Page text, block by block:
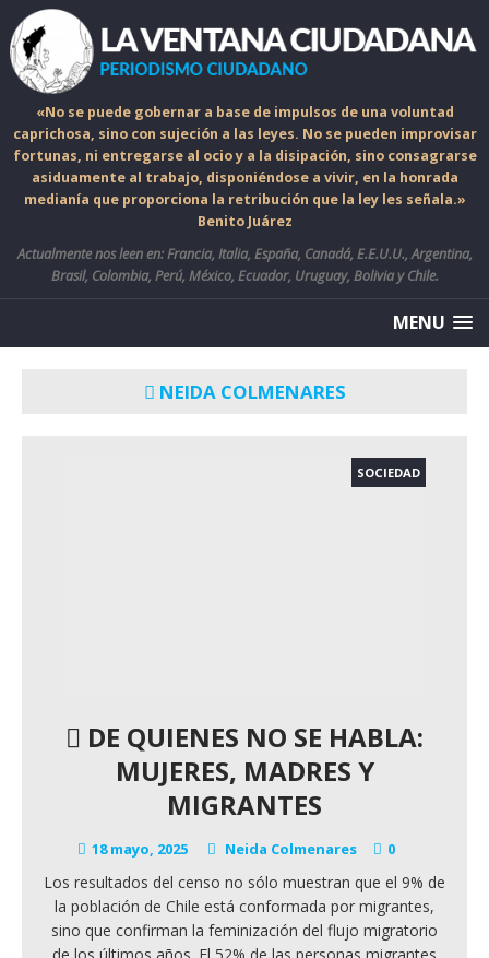
«No se puede gobernar a base de impulsos de una voluntad
caprichosa, sino con sujeción a las leyes. No se pueden improvisar
fortunas, ni entregarse al ocio y a la disipación, sino consagrarse
asiduamente al trabajo, disponiéndose a vivir, en la honrada
medianía que proporciona la retribución que la ley les señala.»
Benito Juárez
Actualmente nos leen en: Francia, Italia, España, Canadá, E.E.U.U., Argentina,
Brasil, Colombia, Perú, México, Ecuador, Uruguay, Bolivia y Chile.
MENU
NEIDA COLMENARES
SOCIEDAD
DE QUIENES NO SE HABLA:
MUJERES, MADRES Y
MIGRANTES
18 mayo, 2025 Neida Colmenares 0
Los resultados del censo no sólo muestran que el 9% de
la población de Chile está conformada por migrantes,
sino que confirman la feminización del flujo migratorio